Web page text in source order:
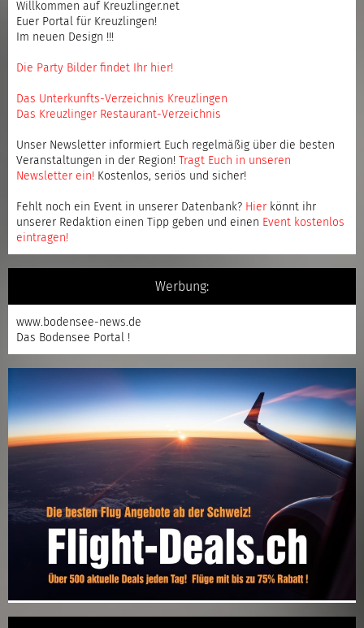
Willkommen auf Kreuzlinger.net
Euer Portal für Kreuzlingen!
Im neuen Design !!!
Die Party Bilder findet Ihr hier!
Das Unterkunfts-Verzeichnis Kreuzlingen
Das Kreuzlinger Restaurant-Verzeichnis
Unser Newsletter informiert Euch regelmäßig über die besten
Veranstaltungen in der Region!
Tragt Euch in unseren
Newsletter ein! Kostenlos, seriös und sicher!
Fehlt noch ein Event in unserer Datenbank? Hier könnt ihr
unserer Redaktion einen Tipp geben und einen Event kostenlos
eintragen!
Werbung:
www.bodensee-news.de
Das Bodensee Portal !